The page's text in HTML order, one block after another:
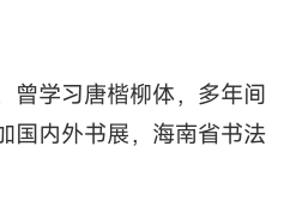
曾学习唐楷柳体，多年间
国内外书展，海南省书法